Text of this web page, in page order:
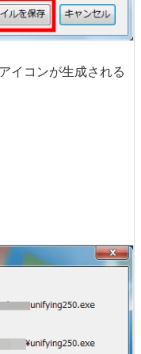
イコンが生成される